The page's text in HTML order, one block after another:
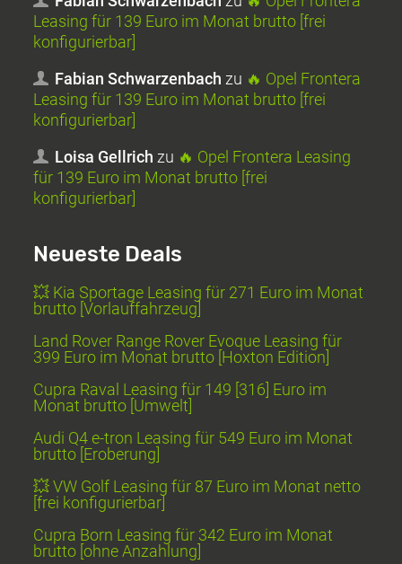
Leasing für 139 Euro im Monat brutto [frei
konfigurierbar]
Fabian Schwarzenbach zu 🔥 Opel Frontera
Leasing für 139 Euro im Monat brutto [frei
konfigurierbar]
Loisa Gellrich zu 🔥 Opel Frontera Leasing
für 139 Euro im Monat brutto [frei
konfigurierbar]
Neueste Deals
💥 Kia Sportage Leasing für 271 Euro im Monat
brutto [Vorlauffahrzeug]
Land Rover Range Rover Evoque Leasing für
399 Euro im Monat brutto [Hoxton Edition]
Cupra Raval Leasing für 149 [316] Euro im
Monat brutto [Umwelt]
Audi Q4 e-tron Leasing für 549 Euro im Monat
brutto [Eroberung]
💥 VW Golf Leasing für 87 Euro im Monat netto
[frei konfigurierbar]
Cupra Born Leasing für 342 Euro im Monat
brutto [ohne Anzahlung]